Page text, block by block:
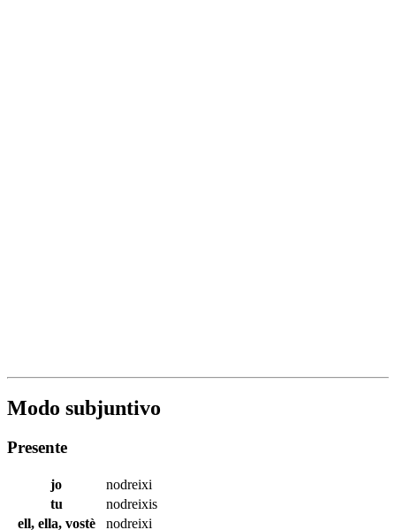
Modo subjuntivo
Presente
jo
nodreixi
tu
nodreixis
ell, ella, vostè
nodreixi